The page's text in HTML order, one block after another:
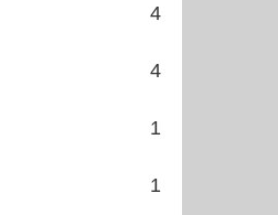
4
4
1
1